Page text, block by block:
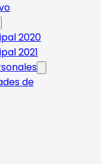
2020
2021
de